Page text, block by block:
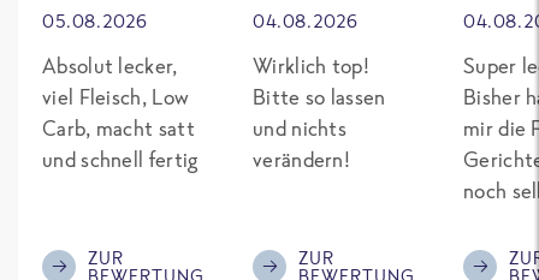
05.08.2026
Absolut lecker,
viel Fleisch, Low
Carb, macht satt
und schnell fertig
ZUR
BEWERTUNG
04.08.2026
Wirklich top!
Bitte so lassen
und nichts
verändern!
ZUR
BEWERTUNG
Super
Bisher
mir die
noch
Eiweiß.